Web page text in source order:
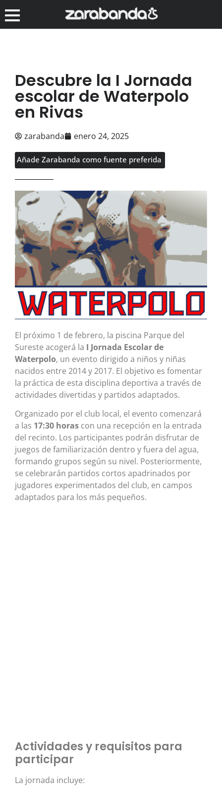
Descubre la I Jornada
escolar de Waterpolo
en Rivas
zarabanda enero 24, 2025
Añade Zarabanda como fuente preferida
El próximo 1 de febrero, la piscina Parque del
Sureste acogerá la I Jornada Escolar de
Waterpolo, un evento dirigido a niños y niñas
nacidos entre 2014 y 2017. El objetivo es fomentar
la práctica de esta disciplina deportiva a través de
actividades divertidas y partidos adaptados.
Organizado por el club local, el evento comenzará
a las 17:30 horas con una recepción en la entrada
del recinto. Los participantes podrán disfrutar de
juegos de familiarización dentro y fuera del agua,
formando grupos según su nivel. Posteriormente,
se celebrarán partidos cortos apadrinados por
jugadores experimentados del club, en campos
adaptados para los más pequeños.
Actividades y requisitos para
participar
La jornada incluye: